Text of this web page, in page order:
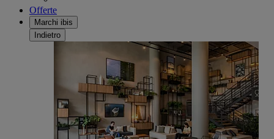
Offerte
Marchi ibis
Indietro